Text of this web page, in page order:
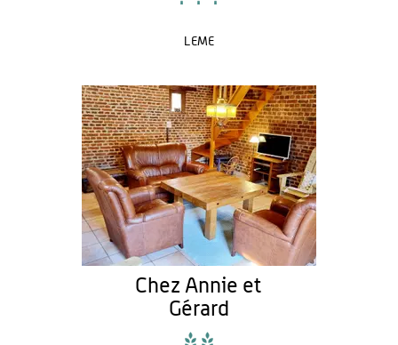
LEME
Chez Annie et
Gérard